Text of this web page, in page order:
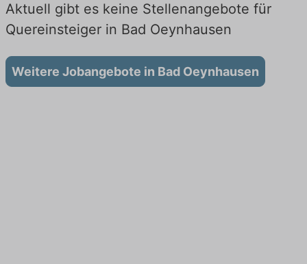
Aktuell gibt es keine Stellenangebote für
Quereinsteiger in Bad Oeynhausen
Weitere Jobangebote in Bad Oeynhausen